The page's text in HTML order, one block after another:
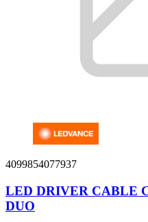
4099854077937
LED DRIVER CABLE
DUO